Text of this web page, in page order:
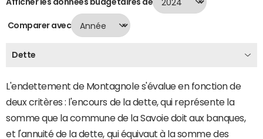
Comparer avec
Dette
L'endettement de Montagnole s'évalue en fonction de
deux critères : l'encours de la dette, qui représente la
somme que la commune de la Savoie doit aux banques,
et l'annuité de la dette, qui équivaut à la somme des